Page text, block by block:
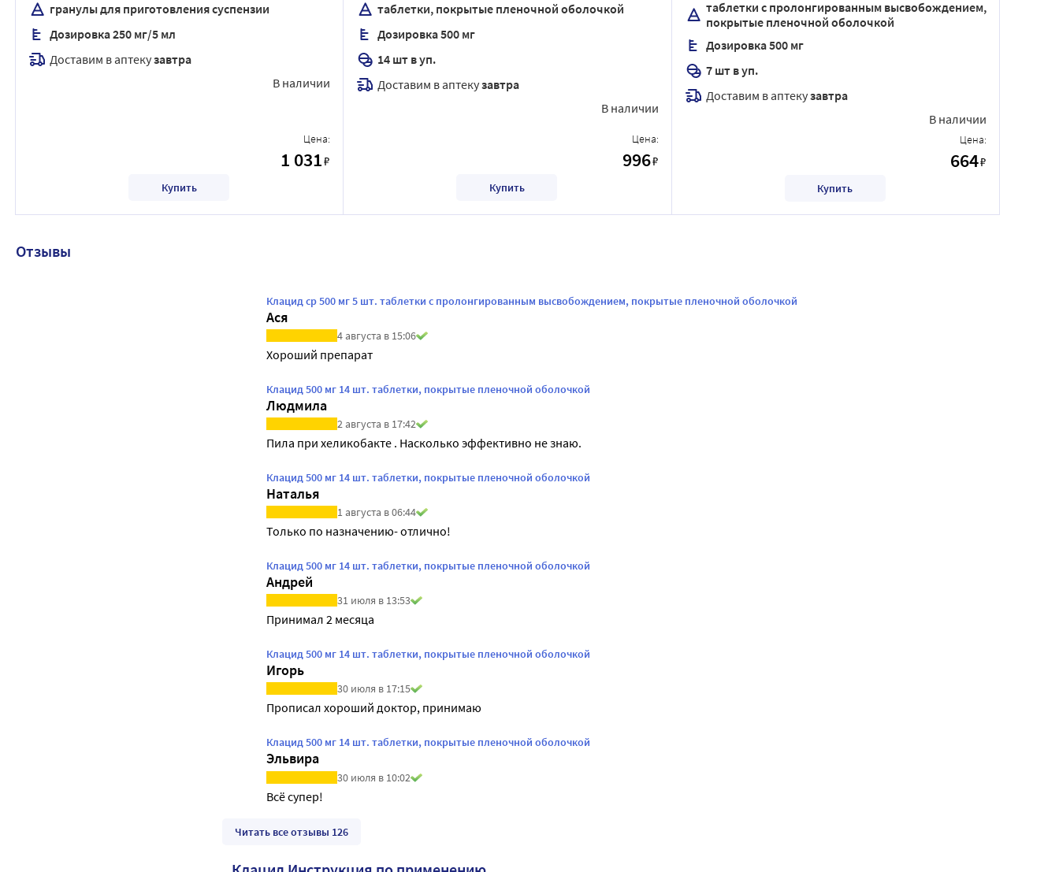
гранулы для приготовления суспензии
Дозировка 250 мг/5 мл
Доставим в аптекузавтра
В наличии
Цена:
1 031₽
Купить
таблетки, покрытые пленочной оболочкой
Дозировка 500 мг
14 шт в уп.
Доставим в аптекузавтра
В наличии
Цена:
996₽
Купить
таблетки с пролонгированным высвобождением,
покрытые пленочной оболочкой
Дозировка 500 мг
7 шт в уп.
Доставим в аптекузавтра
В наличии
Цена:
664₽
Купить
Отзывы
Клацид ср 500 мг 5 шт. таблетки с пролонгированным высвобождением, покрытые пленочной оболочкой
Ася
4 августа в 15:06
Хороший препарат
Клацид 500 мг 14 шт. таблетки, покрытые пленочной оболочкой
Людмила
2 августа в 17:42
Пила при хеликобакте . Насколько эффективно не знаю.
Клацид 500 мг 14 шт. таблетки, покрытые пленочной оболочкой
Наталья
1 августа в 06:44
Только по назначению- отлично!
Клацид 500 мг 14 шт. таблетки, покрытые пленочной оболочкой
Андрей
31 июля в 13:53
Принимал 2 месяца
Клацид 500 мг 14 шт. таблетки, покрытые пленочной оболочкой
Игорь
30 июля в 17:15
Прописал хороший доктор, принимаю
Клацид 500 мг 14 шт. таблетки, покрытые пленочной оболочкой
Эльвира
30 июля в 10:02
Всё супер!
Читать все отзывы 126